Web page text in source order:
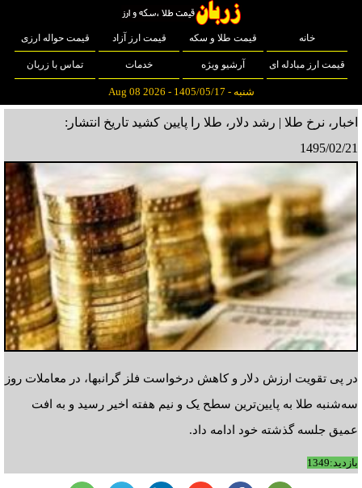
خانه قیمت طلا و سکه قیمت ارز آزاد قیمت حواله ارزی
قیمت ارز مبادله ای آرشیو ویژه خدمات تماس با زربان
شنبه - 1405/05/17 - Aug 08 2026
اخبار، نرخ طلا | رشد دلار، طلا را پایین کشید تاریخ انتشار:
1495/02/21
در پی تقویت ارزش دلار و کاهش درخواست فلز گرانبها، در معاملات روز
سه‌شنبه طلا به پایین‌ترین سطح یک و نیم هفته اخیر رسید و به افت
عمیق جلسه گذشته خود ادامه داد.
بازدید:1349